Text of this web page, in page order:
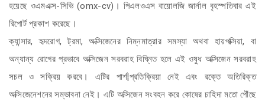
হয়েছে ওএমএক্স-সিভি (omx-cv)। পিএলওএস বায়োলজি জার্নাল বৃহস্পতিবার এই
রিপোর্ট প্রকাশ করেছে।
ক্যান্সার, হৃদরোগ, ট্রমা, অক্সিজেনের নিম্নমাত্রার সমস্যা অথবা হায়পক্সিয়া, বা
অন্যান্য রোগের প্রভাবে অক্সিজেন সরবরাহ বিঘ্নিত হলে এই ওষুধ অক্সিজেন সরবরাহ
সচল ও সক্রিয় করবে। এটির পার্শ¦প্রতিক্রিয়া নেই এবং রক্তে অতিরিক্ত
অক্সিজেনেশনের সম্ভাবনা নেই। এটি অক্সিজেন সংবহন করে কোষের চাহিদা মতো পৌঁছে